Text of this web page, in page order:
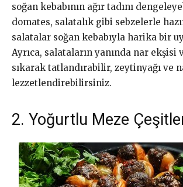
soğan kebabının ağır tadını
domates, salatalık gibi sebzelerle
salatalar soğan kebabıyla harika bir
Ayrıca, salataların yanında nar ekşisi
sıkarak tatlandırabilir, zeytinyağı ve
lezzetlendirebilirsiniz.
2. Yoğurtlu Meze